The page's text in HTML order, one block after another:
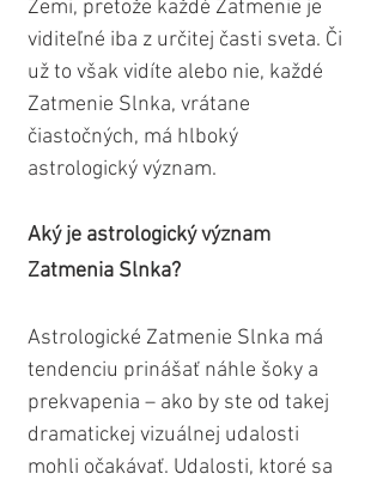
Zemi, pretože každé Zatmenie je
viditeľné iba z určitej časti sveta. Či
už to však vidíte alebo nie, každé
Zatmenie Slnka, vrátane
čiastočných, má hlboký
astrologický význam.
Aký je astrologický význam
Zatmenia Slnka?
Astrologické Zatmenie Slnka má
tendenciu prinášať náhle šoky a
prekvapenia – ako by ste od takej
dramatickej vizuálnej udalosti
mohli očakávať. Udalosti, ktoré sa